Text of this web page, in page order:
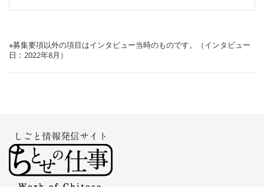
※募集要項以外の項目はインタビュー当時のものです。（インタビュー
日：2022年8月）